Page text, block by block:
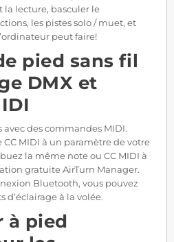
la lecture, basculer le
les pistes solo / muet, et
peut faire!
pied sans fil
DMX et
des commandes MIDI.
MIDI à un paramètre de votre
la même note ou CC MIDI à
gratuite AirTurn Manager.
Bluetooth, vous pouvez
d’éclairage à la volée.
à pied